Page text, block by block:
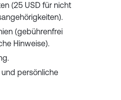
(25 USD für nicht
(gebührenfrei
Hinweise).
persönliche